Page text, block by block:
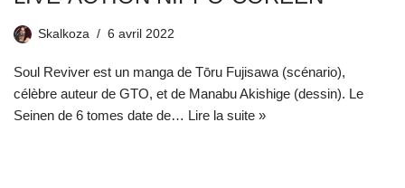
Skalkoza 6 avril 2022
Soul Reviver est un manga de Tōru Fujisawa (scénario),
célèbre auteur de GTO, et de Manabu Akishige (dessin). Le
Seinen de 6 tomes date de… Lire la suite »